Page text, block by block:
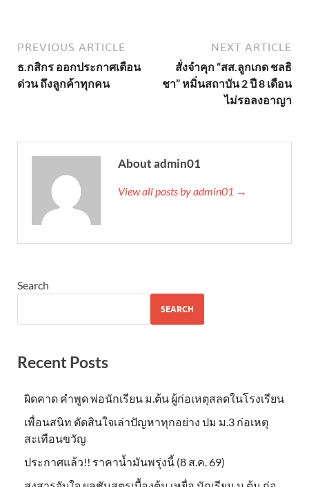
PREVIOUS ARTICLE
ธ.กสิกร ออกประกาศเตือน
ด่วน ถึงลูกค้าทุกคน
NEXT ARTICLE
สั่งจำคุก “สส.ลูกเกด ชลธิ
ชา” หมิ่นสถาบัน 2 ปี 8 เดือน
ไม่รอลงอาญา
About admin01
View all posts by admin01 →
Search
SEARCH
Recent Posts
ผิดคาด คำพูด พ่อนักเรียน ม.ต้น ผู้ก่อเหตุสลดในโรงเรียน
เพื่อนสนิท ตัดสินใจเล่าปัญหาทุกอย่าง ปม ม.3 ก่อเหตุ
สะเทือนขวัญ
ประกาศแล้ว!! ราคาน้ำมันพรุ่งนี้ (8 ส.ค. 69)